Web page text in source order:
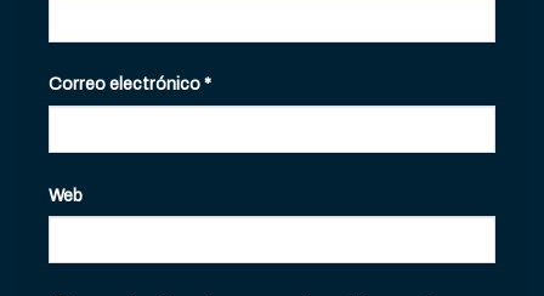
Correo electrónico*
Web